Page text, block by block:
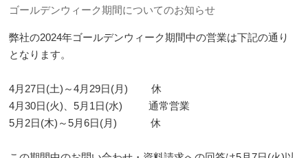
ゴールデンウィーク期間についてのお知らせ
弊社の2024年ゴールデンウィーク期間中の営業は下記の通り
となります。
4月27日(土)～4月29日(月) 休
4月30日(火)、5月1日(水) 通常営業
5月2日(木)～5月6日(月) 休